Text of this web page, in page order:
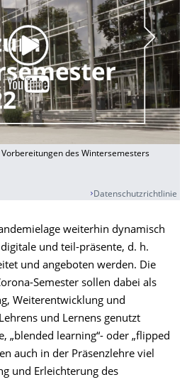
des Wintersemesters
Datenschutzrichtlinie
weiterhin dynamisch
und teil-präsente, d. h.
und angeboten werden. Die
Semester sollen dabei als
Weiterentwicklung und
und Lernens genutzt
„blended learning“- oder „flipped
auch in der Präsenzlehre viel
und Erleichterung des